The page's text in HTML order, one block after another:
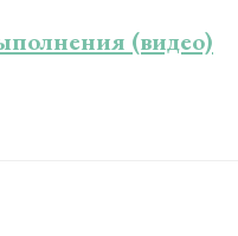
(видео)